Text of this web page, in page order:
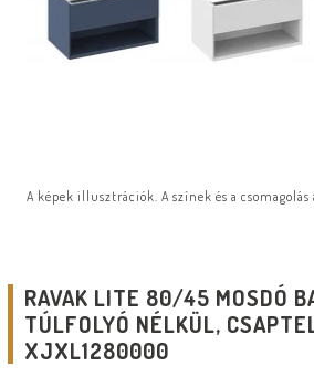
A képek illusztrációk. A színek és a
RAVAK LITE 80/45 MOSDÓ
TÚLFOLYÓ NÉLKÜL,
XJXL1280000